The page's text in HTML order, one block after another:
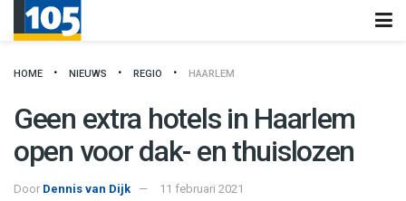
HOME NIEUWS REGIO HAARLEM
Geen extra hotels in Haarlem
open voor dak- en thuislozen
Door Dennis van Dijk 11 februari 2021